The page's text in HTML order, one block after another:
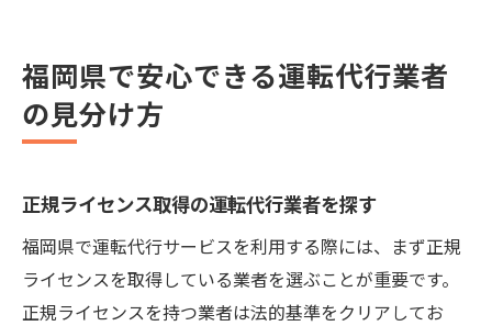
福岡県で安心できる運転代行業者
の見分け方
正規ライセンス取得の運転代行業者を探す
福岡県で運転代行サービスを利用する際には、まず正規
ライセンスを取得している業者を選ぶことが重要です。
正規ライセンスを持つ業者は法的基準をクリアしてお